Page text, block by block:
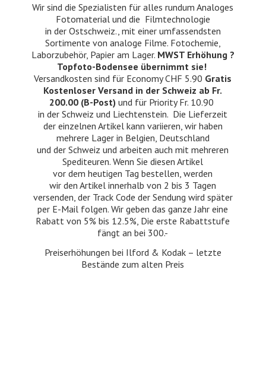
Wir sind die Spezialisten für alles rundum Analoges
Fotomaterial und die Filmtechnologie
in der Ostschweiz., mit einer umfassendsten
Sortimente von analoge Filme. Fotochemie,
Laborzubehör, Papier am Lager. MWST Erhöhung ?
Topfoto-Bodensee übernimmt sie!
Versandkosten sind für Economy CHF 5.90 Gratis
Kostenloser Versand in der Schweiz ab Fr.
200.00 (B-Post) und für Priority Fr. 10.90
in der Schweiz und Liechtenstein. Die Lieferzeit
der einzelnen Artikel kann variieren, wir haben
mehrere Lager in Belgien, Deutschland
und der Schweiz und arbeiten auch mit mehreren
Spediteuren. Wenn Sie diesen Artikel
vor dem heutigen Tag bestellen, werden
wir den Artikel innerhalb von 2 bis 3 Tagen
versenden, der Track Code der Sendung wird später
per E-Mail folgen. Wir geben das ganze Jahr eine
Rabatt von 5% bis 12.5%, Die erste Rabattstufe
fängt an bei 300.-
Preiserhöhungen bei Ilford & Kodak – letzte
Bestände zumalten Preis